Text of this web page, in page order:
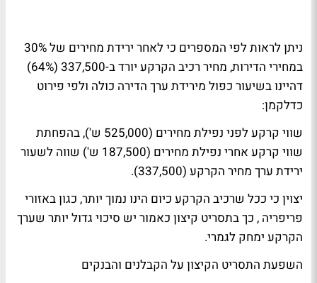
ניתן לראות לפי המספרים כי לאחר ירידת מחירים של 30%
במחירי הדירות, מחיר רכיב הקרקע יורד ב-337,500 (64%)
דהיינו בשיעור כפול מירידת ערך הדירה כולה ולפי פירוט
כדלקמן:
שווי קרקע לפני נפילת מחירים (525,000 ש'), בהפחתת
שווי קרקע אחרי נפילת מחירים (187,500 ש') שווה לשעור
ירידת ערך מחיר הקרקע (337,500).
יצוין כי ככל שרכיב הקרקע כיום הינו נמוך יותר, כגון באזורי
פריפריה , כך בתסריט קיצון כאמור יש סיכוי גדול יותר שערך
הקרקע ימחק לגמרי.
השפעת התסריט הקיצון על הקבלנים והבנקים